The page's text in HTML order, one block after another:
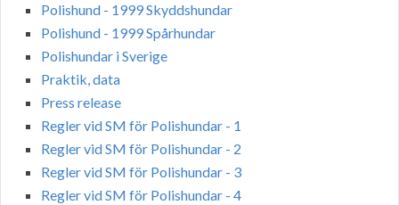
Polishund - 1999 Skyddshundar
Polishund - 1999 Spårhundar
Polishundar i Sverige
Praktik, data
Press release
Regler vid SM för Polishundar - 1
Regler vid SM för Polishundar - 2
Regler vid SM för Polishundar - 3
Regler vid SM för Polishundar - 4